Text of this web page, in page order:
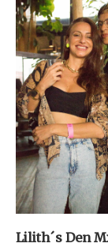
Lilith´s Den